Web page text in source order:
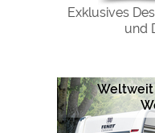
Exklusives
und
Weltweit